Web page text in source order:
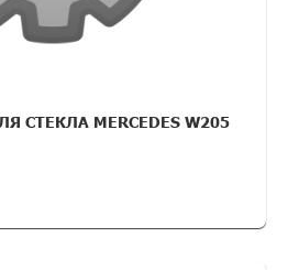
MERCEDES W205